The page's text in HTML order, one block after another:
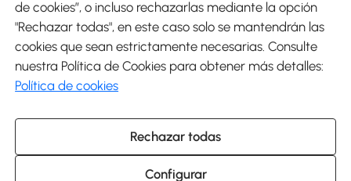
Descargar Aosom App
Google Play
931 29 45 12 (L-V de 8:30 a 17:30h)
atencioncliente@aosom.es
C/ Roc Gros, nº 15. 08550 Els Hostalets de Balenyà (Barcelona),
de cookies”, o incluso rechazarlas mediante la opción
"Rechazar todas", en este caso solo se mantendrán las
cookies que sean estrictamente necesarias. Consulte
nuestra Política de Cookies para obtener más detalles:
Política de cookies
Rechazar todas
Configurar